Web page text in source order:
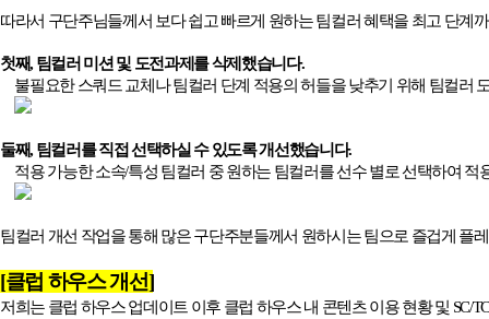
따라서 구단주님들께서 보다 쉽고 빠르게 원하는 팀컬러 혜택을 최고 단계
첫째, 팀컬러 미션 및 도전과제를 삭제했습니다.
불필요한 스쿼드 교체나 팀컬러 단계 적용의 허들을 낮추기 위해 팀컬러
둘째, 팀컬러를 직접 선택하실 수 있도록 개선했습니다.
적용 가능한 소속/특성 팀컬러 중 원하는 팀컬러를 선수 별로 선택하여 적
팀컬러 개선 작업을 통해 많은 구단주분들께서 원하시는 팀으로 즐겁게 플
[클럽 하우스 개선]
저희는 클럽 하우스 업데이트 이후 클럽 하우스 내 콘텐츠 이용 현황 및 SC/